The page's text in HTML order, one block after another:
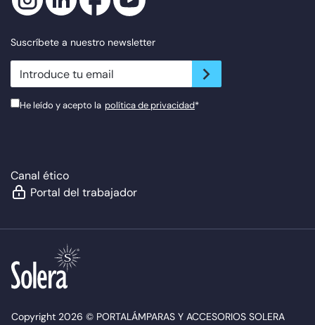
Suscríbete a nuestro newsletter
newsletter.suscribe
He leído y acepto la política de privacidad*
Canal ético
Portal del trabajador
Copyright 2026 © PORTALÁMPARAS Y ACCESORIOS SOLERA